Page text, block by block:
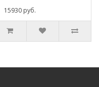
15930 руб.